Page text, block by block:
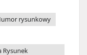
rysunkowy
Rysunek